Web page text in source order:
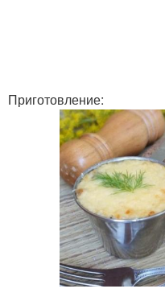
Приготовление: